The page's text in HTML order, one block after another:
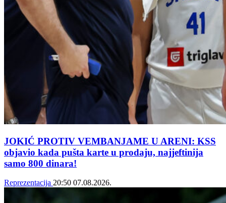
JOKIĆ PROTIV VEMBANJAME U ARENI: KSS
objavio kada pušta karte u prodaju, najjeftinija
samo 800 dinara!
Reprezentacija 20:50 07.08.2026.